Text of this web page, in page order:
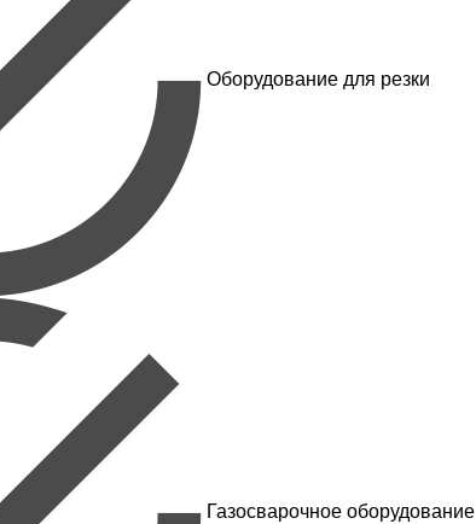
Оборудование для резки
Газосварочное оборудование